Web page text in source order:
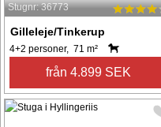
Stugnr: 36773
Gilleleje/Tinkerup
4+2 personer, 71 m²
från 4.899 SEK